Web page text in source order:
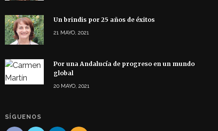
Un brindis por 25 años de éxitos
21 MAYO, 2021
Por una Andalucía de progreso en un mundo
global
20 MAYO, 2021
SÍGUENOS